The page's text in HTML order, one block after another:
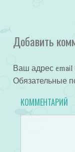
Добавить
Ваш адрес email
Обязательные
КОММЕНТАРИЙ